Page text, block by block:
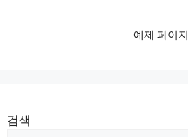
예제 페이지
검색